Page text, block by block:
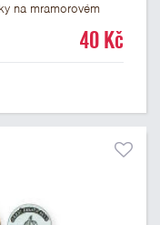
na mramorovém
3 řádky, aby byla
40 Kč